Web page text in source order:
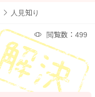
人見知り
閲覧数：499